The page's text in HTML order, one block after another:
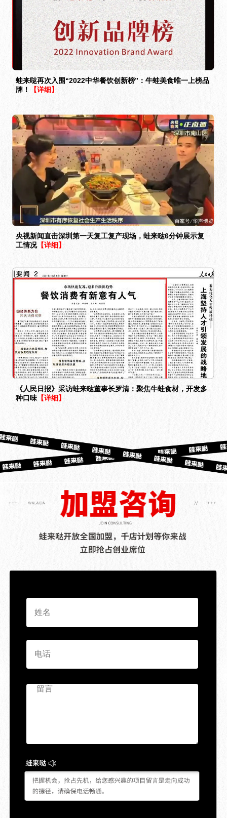
蛙来哒再次入围“2022中华餐饮创新榜”：牛蛙美食唯一上榜品
牌！
【详细】
央视新闻直击深圳第一天复工复产现场，蛙来哒6分钟展示复
工情况【详细】
《人民日报》采访蛙来哒董事长罗清：聚焦牛蛙食材，开发多
种口味 【详细】